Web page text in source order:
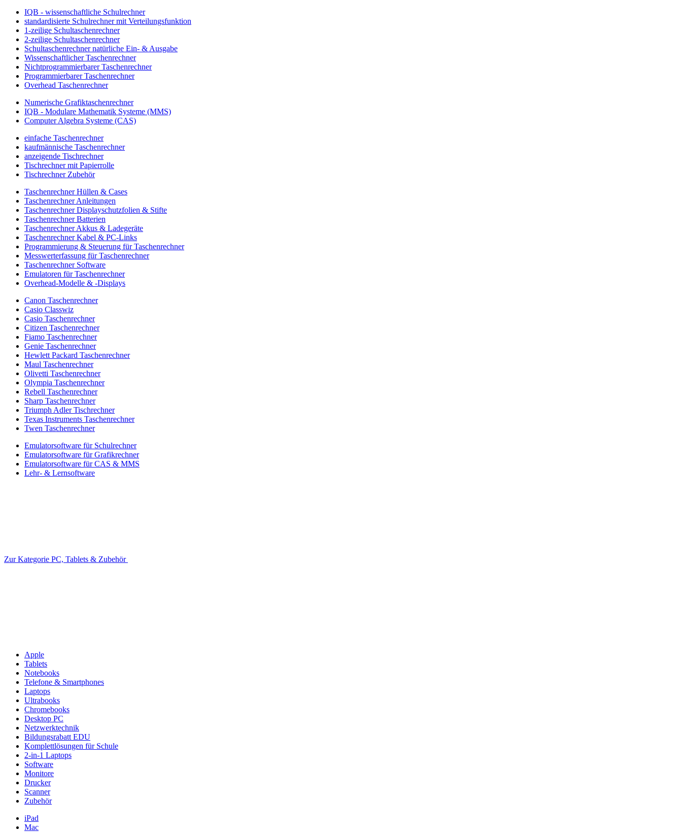
IQB - wissenschaftliche Schulrechner
standardisierte Schulrechner mit Verteilungsfunktion
1-zeilige Schultaschenrechner
2-zeilige Schultaschenrechner
Schultaschenrechner natürliche Ein- & Ausgabe
Wissenschaftlicher Taschenrechner
Nichtprogrammierbarer Taschenrechner
Programmierbarer Taschenrechner
Overhead Taschenrechner
Numerische Grafiktaschenrechner
IQB - Modulare Mathematik Systeme (MMS)
Computer Algebra Systeme (CAS)
einfache Taschenrechner
kaufmännische Taschenrechner
anzeigende Tischrechner
Tischrechner mit Papierrolle
Tischrechner Zubehör
Taschenrechner Hüllen & Cases
Taschenrechner Anleitungen
Taschenrechner Displayschutzfolien & Stifte
Taschenrechner Batterien
Taschenrechner Akkus & Ladegeräte
Taschenrechner Kabel & PC-Links
Programmierung & Steuerung für Taschenrechner
Messwerterfassung für Taschenrechner
Taschenrechner Software
Emulatoren für Taschenrechner
Overhead-Modelle & -Displays
Canon Taschenrechner
Casio Classwiz
Casio Taschenrechner
Citizen Taschenrechner
Fiamo Taschenrechner
Genie Taschenrechner
Hewlett Packard Taschenrechner
Maul Taschenrechner
Olivetti Taschenrechner
Olympia Taschenrechner
Rebell Taschenrechner
Sharp Taschenrechner
Triumph Adler Tischrechner
Texas Instruments Taschenrechner
Twen Taschenrechner
Emulatorsoftware für Schulrechner
Emulatorsoftware für Grafikrechner
Emulatorsoftware für CAS & MMS
Lehr- & Lernsoftware
Zur Kategorie PC, Tablets & Zubehör
Apple
Tablets
Notebooks
Telefone & Smartphones
Laptops
Ultrabooks
Chromebooks
Desktop PC
Netzwerktechnik
Bildungsrabatt EDU
Komplettlösungen für Schule
2-in-1 Laptops
Software
Monitore
Drucker
Scanner
Zubehör
iPad
Mac